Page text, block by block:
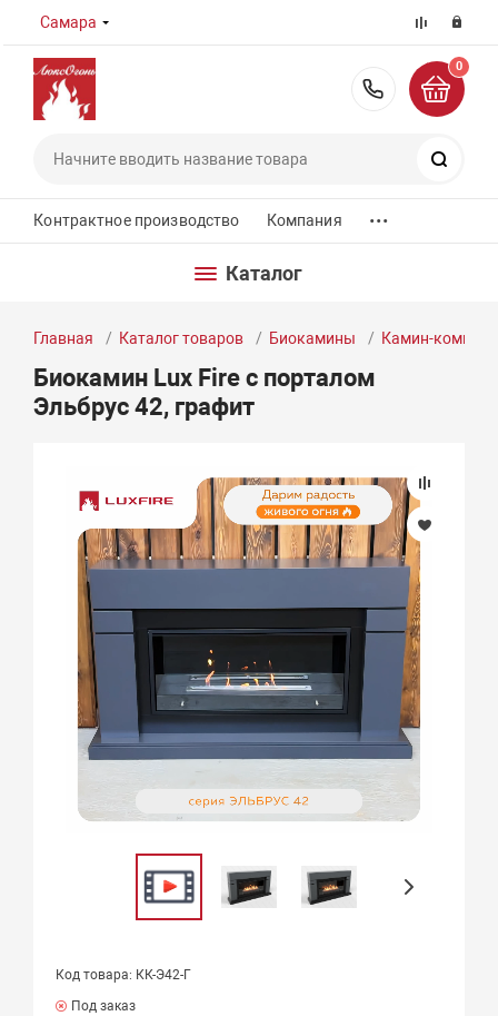
Самара
8 (800)
0
Контрактное производство Компания ...
Каталог
Главная Каталог товаров Биокамины Камин-
Биокамин Lux Fire с порталом
Эльбрус 42, графит
Код товара: КК-Э42-Г
Под заказ